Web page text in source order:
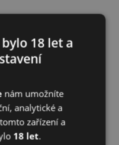
18 let a
nám umožníte
analytické a
zařízení a
18 let.